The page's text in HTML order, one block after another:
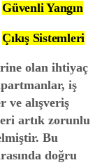
Güvenli Yangın
Çıkış Sistemleri
olan ihtiyaç
iş
ve alışveriş
artık zorunlu
Bu
doğru